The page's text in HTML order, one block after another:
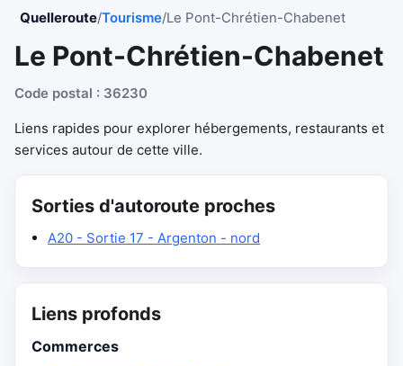
Quelleroute/Tourisme/Le Pont-Chrétien-Chabenet
Le Pont-Chrétien-Chabenet
Code postal : 36230
Liens rapides pour explorer hébergements, restaurants et
services autour de cette ville.
Sorties d'autoroute proches
A20 - Sortie 17 - Argenton - nord
Liens profonds
Commerces